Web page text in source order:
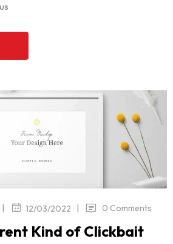
| 12/03/2022 | 0 Comments
Kind of Clickbait